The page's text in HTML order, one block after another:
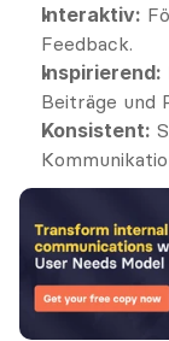
Interaktiv:
Feedback.
Inspirierend:
Beiträge und
Konsistent: